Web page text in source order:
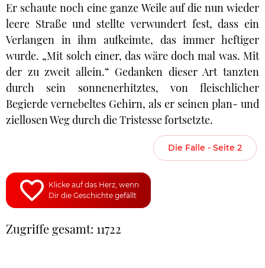
Er schaute noch eine ganze Weile auf die nun wieder
leere Straße und stellte verwundert fest, dass ein
Verlangen in ihm aufkeimte, das immer heftiger
wurde. „Mit solch einer, das wäre doch mal was. Mit
der zu zweit allein.“ Gedanken dieser Art tanzten
durch sein sonnenerhitztes, von fleischlicher
Begierde vernebeltes Gehirn, als er seinen plan- und
ziellosen Weg durch die Tristesse fortsetzte.
Die Falle - Seite 2
Klicke auf das Herz, wenn
Dir die Geschichte gefällt
Zugriffe gesamt: 11722